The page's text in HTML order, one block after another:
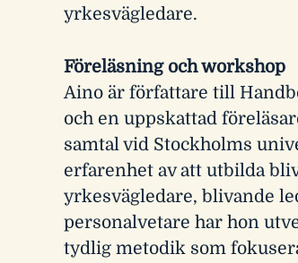
yrkesvägledare.
Föreläsning och workshop
Aino är författare till
och en uppskattad
samtal vid Stockholms
erfarenhet av att utbilda
yrkesvägledare, blivande
personalvetare har hon
tydlig metodik som